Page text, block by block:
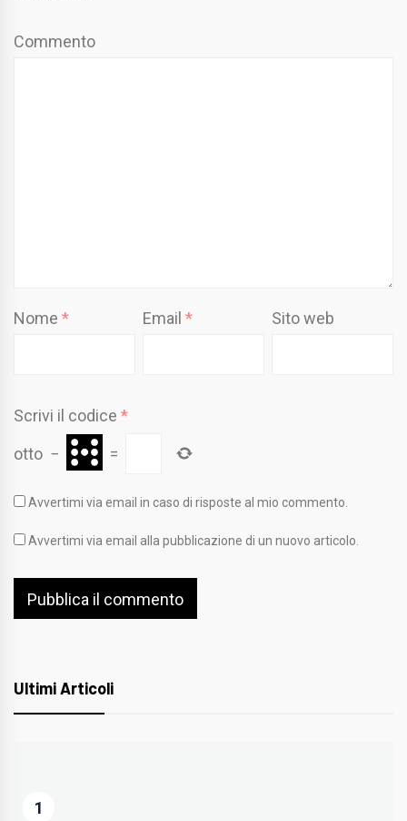
Commento
Nome * Email* Sito web
Scrivi il codice *
otto − =
Avvertimi via email in caso di risposte al mio commento.
Avvertimi via email alla pubblicazione di un nuovo articolo.
Ultimi Articoli
1